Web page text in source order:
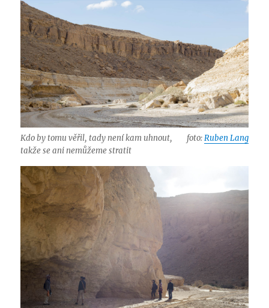
Kdo by tomu věřil, tady není kam uhnout,
takže se ani nemůžeme stratit
foto:Ruben Lang